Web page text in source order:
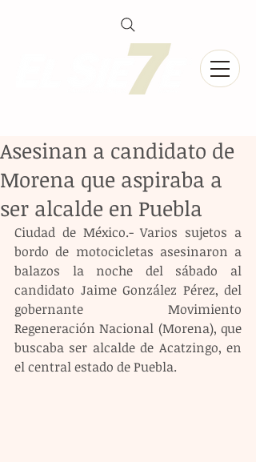
Asesinan a candidato de
Morena que aspiraba a
ser alcalde en Puebla
Ciudad de México.- Varios sujetos a
bordo de motocicletas asesinaron a
balazos la noche del sábado al
candidato Jaime González Pérez, del
gobernante Movimiento
Regeneración Nacional (Morena), que
buscaba ser alcalde de Acatzingo, en
el central estado de Puebla.